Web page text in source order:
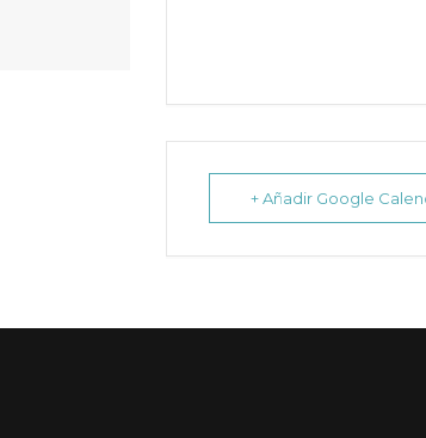
+ Añadir Google